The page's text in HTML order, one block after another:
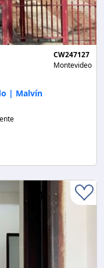
CW247127
Montevideo
| Malvín